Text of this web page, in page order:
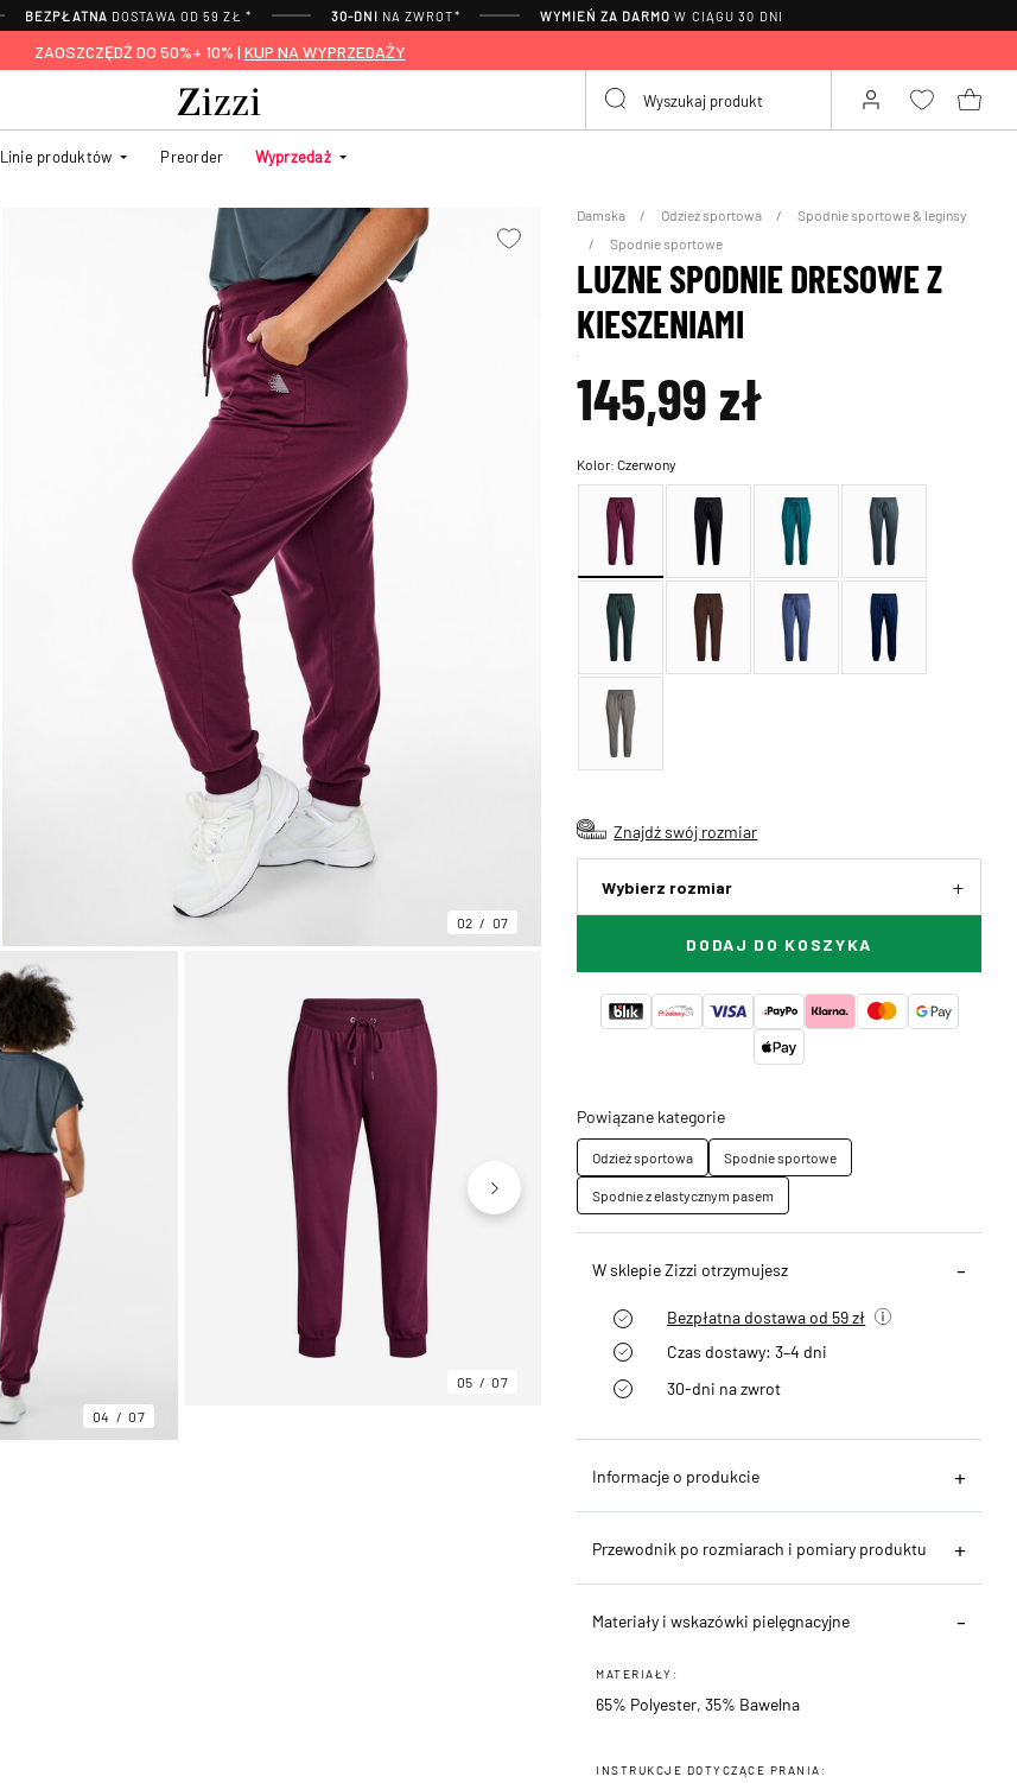
BEZPŁATNA DOSTAWA OD 59 ZŁ * 30-DNI NA ZWROT* WYMIEŃ ZA DARMO W CIĄGU 30 DNI
ZAOSZCZĘDŹ DO 50%+ 10% | KUP NA WYPRZEDAŻY
Linie produktów Preorder Wyprzedaż
02 07
04 07
05 07
Damska Odzież sportowa
Spodnie sportowe & leginsy
Spodnie sportowe
LUZNE SPODNIE DRESOWE Z
KIESZENIAMI
145,99 zł
Kolor:Czerwony
Znajdź swój rozmiar
Wybierz rozmiar
DODAJ DO KOSZYKA
Powiązane kategorie
Odzież sportowa
Spodnie sportowe
Spodnie z elastycznym pasem
W sklepie Zizzi otrzymujesz
Bezpłatna dostawa od 59 zł
Czas dostawy: 3–4 dni
30-dni na zwrot
Informacje o produkcie
Przewodnik po rozmiarach i pomiary produktu
Materiały i wskazówki pielęgnacyjne
MATERIAŁY:
65% Polyester, 35% Bawelna
INSTRUKCJE DOTYCZĄCE PRANIA: